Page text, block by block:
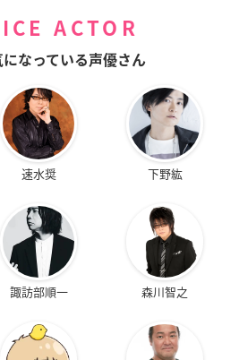
ACTOR
なっている声優さん
速水奨 下野紘
諏訪部順一 森川智之